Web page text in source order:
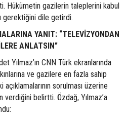
Hükümetin gazilerin taleplerini kabul
gerektiğini dile getirdi.
YANIT: “TELEVİZYONDAN
ANLATSIN”
Yılmaz’ın CNN Türk ekranlarında
ve gazilere en fazla sahip
sorulması üzerine
verdiğini belirtti. Özdağ, Yılmaz’a